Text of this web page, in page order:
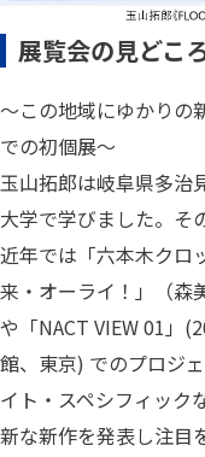
展覧会の見どこ
～この地域にゆかりの
での初個展～
玉山拓郎は岐阜県多治
大学で学びました。そ
近年では「六本木クロ
来・オーライ！」（森
や「NACT VIEW 01」
館、東京) でのプロジ
イト・スペシフィック
新な新作を発表し注目